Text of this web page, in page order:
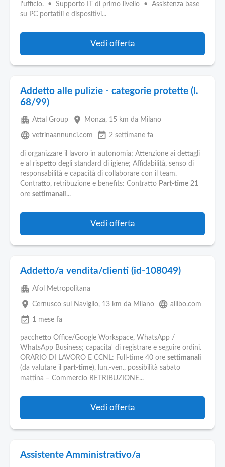
l'ufficio. • Supporto IT di primo livello • Assistenza base
su PC portatili e dispositivi...
Vedi offerta
Addetto alle pulizie - categorie protette (l.
68/99)
apartment Attal Group place Monza, 15 km da Milano
language vetrinaannunci.com event_available 2 settimane fa
di organizzare il lavoro in autonomia; Attenzione ai dettagli
e al rispetto degli standard di igiene; Affidabilità, senso di
responsabilità e capacità di collaborare con il team.
Contratto, retribuzione e benefits: Contratto Part-time 21
ore settimanali...
Vedi offerta
Addetto/a vendita/clienti (id-108049)
apartment Afol Metropolitana
place Cernusco sul Naviglio, 13 km da Milano language allibo.com
event_available 1 mese fa
pacchetto Office/Google Workspace, WhatsApp /
WhatsApp Business; capacita' di registrare e seguire ordini.
ORARIO DI LAVORO E CCNL: Full-time 40 ore settimanali
(da valutare il part-time), lun.-ven., possibilità sabato
mattina – Commercio RETRIBUZIONE...
Vedi offerta
Assistente Amministrativo/a